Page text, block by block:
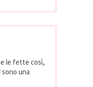
le fette così,
una